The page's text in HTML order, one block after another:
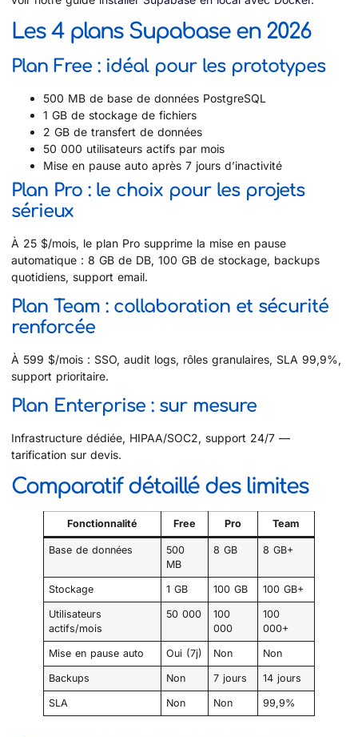
Les 4 plans Supabase en 2026
Plan Free : idéal pour les prototypes
500 MB de base de données PostgreSQL
1 GB de stockage de fichiers
2 GB de transfert de données
50 000 utilisateurs actifs par mois
Mise en pause auto après 7 jours d’inactivité
Plan Pro : le choix pour les projets
sérieux
À 25 $/mois, le plan Pro supprime la mise en pause
automatique : 8 GB de DB, 100 GB de stockage, backups
quotidiens, support email.
Plan Team : collaboration et sécurité
renforcée
À 599 $/mois : SSO, audit logs, rôles granulaires, SLA 99,9%,
support prioritaire.
Plan Enterprise : sur mesure
Infrastructure dédiée, HIPAA/SOC2, support 24/7 —
tarification sur devis.
Comparatif détaillé des limites
Fonctionnalité Free Pro Team
Base de données
500
MB
8 GB 8 GB+
Stockage 1 GB 100 GB 100 GB+
Utilisateurs
actifs/mois
50 000
100
000
100
000+
Mise en pause auto Oui (7j) Non Non
Backups Non 7 jours 14 jours
SLA Non Non 99,9%